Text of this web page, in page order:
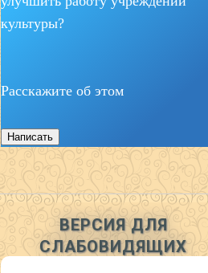
культуры?
Расскажите об этом
Написать
ВЕРСИЯ ДЛЯ
СЛАБОВИДЯЩИХ